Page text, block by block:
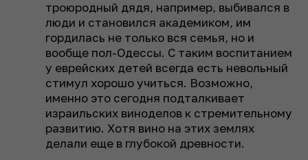
троюродный дядя, например, выбивался в
люди и становился академиком, им
гордилась не только вся семья, но и
вообще пол-Одессы. С таким воспитанием
у еврейских детей всегда есть невольный
стимул хорошо учиться. Возможно,
именно это сегодня подталкивает
израильских виноделов к стремительному
развитию. Хотя вино на этих землях
делали еще в глубокой древности.